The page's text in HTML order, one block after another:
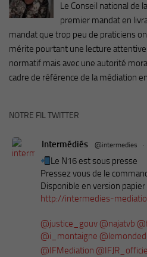
Le Conseil national de
premier mandat en
mandat que trop peu de praticiens
mérite pourtant une lecture
normatif mais avec une autorité
cadre de référence de la médiation
NOTRE FIL TWITTER
Intermédiés @intermedies ·
Le N16 est sous presse
Pressez vous de le
Disponible en version
http://intermedies-
@justice_gouv @najatvb
@i_montaigne
@IFMediation